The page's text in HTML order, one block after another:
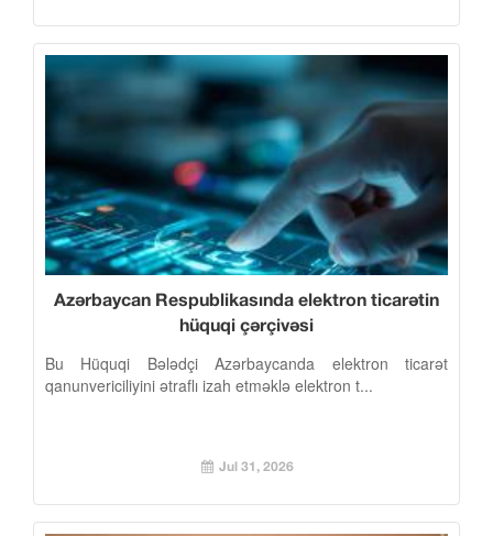
Azərbaycan Respublikasında elektron ticarətin
hüquqi çərçivəsi
Bu Hüquqi Bələdçi Azərbaycanda elektron ticarət
qanunvericiliyini ətraflı izah etməklə elektron t...
Jul 31, 2026